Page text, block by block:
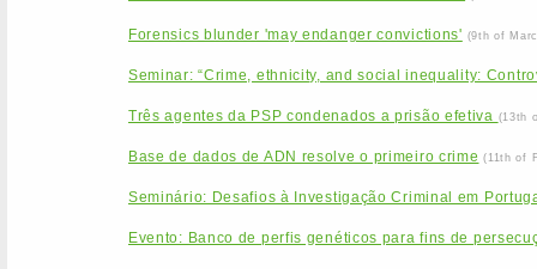
Forensics blunder 'may endanger convictions' (9th of
Seminar: “Crime, ethnicity, and social inequality:
Três agentes da PSP condenados a prisão efetiva (13th
Base de dados de ADN resolve o primeiro crime (11th of
Seminário: Desafios à Investigação Criminal em
Evento: Banco de perfis genéticos para fins de